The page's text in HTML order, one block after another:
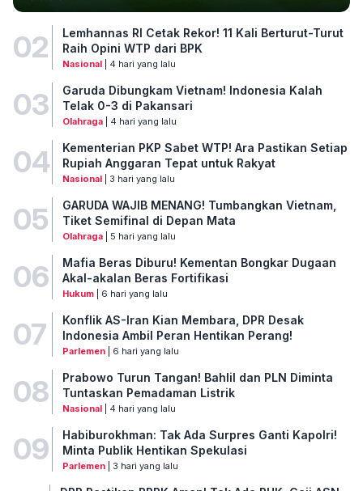
02
Lemhannas RI Cetak Rekor! 11 Kali Berturut-Turut
Raih Opini WTP dari BPK
Nasional| 4 hari yang lalu
03
Garuda Dibungkam Vietnam! Indonesia Kalah
Telak 0-3 di Pakansari
Olahraga| 4 hari yang lalu
04
Kementerian PKP Sabet WTP! Ara Pastikan Setiap
Rupiah Anggaran Tepat untuk Rakyat
Nasional| 3 hari yang lalu
05
GARUDA WAJIB MENANG! Tumbangkan Vietnam,
Tiket Semifinal di Depan Mata
Olahraga| 5 hari yang lalu
06
Mafia Beras Diburu! Kementan Bongkar Dugaan
Akal-akalan Beras Fortifikasi
Hukum| 6 hari yang lalu
07
Konflik AS-Iran Kian Membara, DPR Desak
Indonesia Ambil Peran Hentikan Perang!
Parlemen| 6 hari yang lalu
08
Prabowo Turun Tangan! Bahlil dan PLN Diminta
Tuntaskan Pemadaman Listrik
Nasional| 4 hari yang lalu
09
Habiburokhman: Tak Ada Surpres Ganti Kapolri!
Minta Publik Hentikan Spekulasi
Parlemen| 3 hari yang lalu